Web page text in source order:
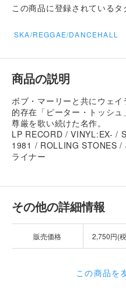
この商品に登録されているタ
SKA/REGGAE/DANCEHALL
商品の説明
ボブ・マーリーと共にウェ
的存在「ピーター・トッシ
尊厳を歌い続けた名作。
LP RECORD / VINYL:EX- /
1981 / ROLLING STONES /
ライナー
その他の詳細情報
販売価格 2,750円(
この商品を